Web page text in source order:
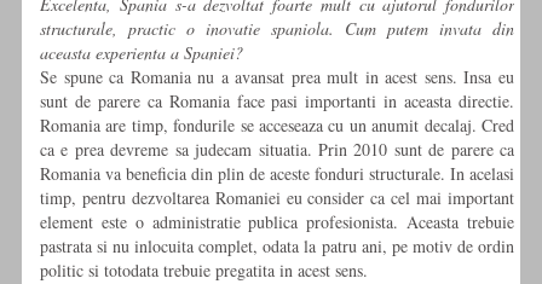
structurale, practic o inovatie spaniola. Cum putem invata din
aceasta experienta a Spaniei?
Se spune ca Romania nu a avansat prea mult in acest sens. Insa eu
sunt de parere ca Romania face pasi importanti in aceasta directie.
Romania are timp, fondurile se acceseaza cu un anumit decalaj. Cred
ca e prea devreme sa judecam situatia. Prin 2010 sunt de parere ca
Romania va beneficia din plin de aceste fonduri structurale. In acelasi
timp, pentru dezvoltarea Romaniei eu consider ca cel mai important
element este o administratie publica profesionista. Aceasta trebuie
pastrata si nu inlocuita complet, odata la patru ani, pe motiv de ordin
politic si totodata trebuie pregatita in acest sens.